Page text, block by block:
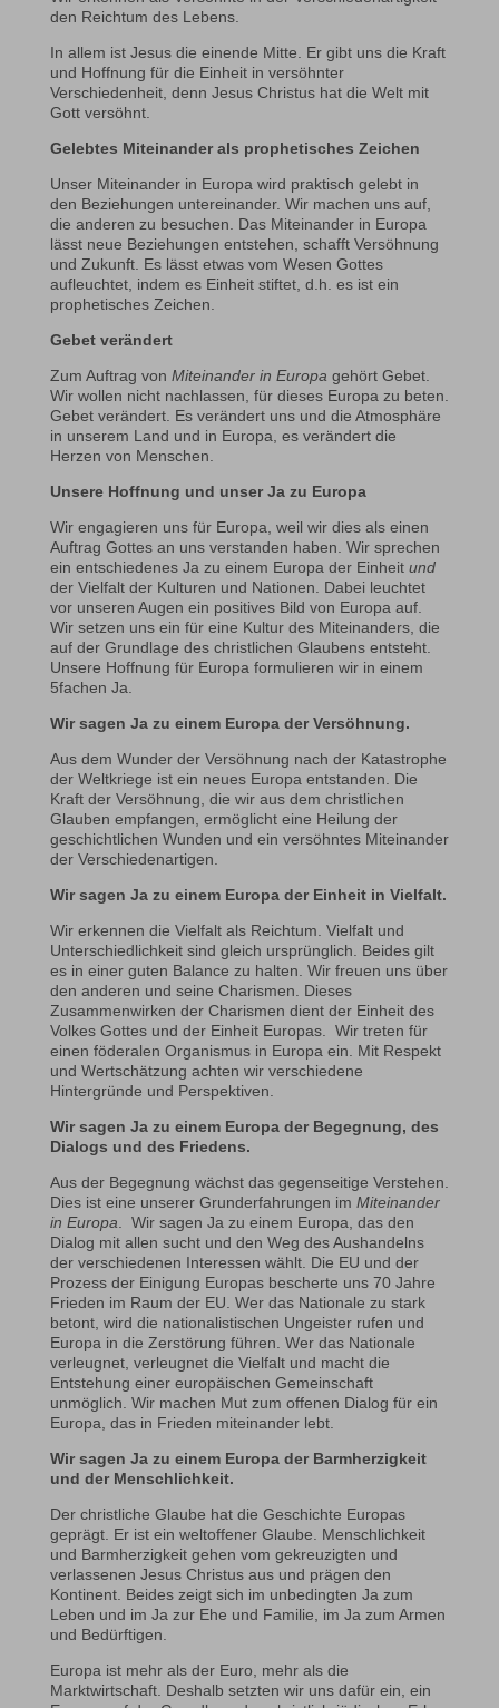
den Reichtum des Lebens.
In allem ist Jesus die einende Mitte. Er gibt uns die Kraft
und Hoffnung für die Einheit in versöhnter
Verschiedenheit, denn Jesus Christus hat die Welt mit
Gott versöhnt.
Gelebtes Miteinander als prophetisches Zeichen
Unser Miteinander in Europa wird praktisch gelebt in
den Beziehungen untereinander. Wir machen uns auf,
die anderen zu besuchen. Das Miteinander in Europa
lässt neue Beziehungen entstehen, schafft Versöhnung
und Zukunft. Es lässt etwas vom Wesen Gottes
aufleuchtet, indem es Einheit stiftet, d.h. es ist ein
prophetisches Zeichen.
Gebet verändert
Zum Auftrag von Miteinander in Europa gehört Gebet.
Wir wollen nicht nachlassen, für dieses Europa zu beten.
Gebet verändert. Es verändert uns und die Atmosphäre
in unserem Land und in Europa, es verändert die
Herzen von Menschen.
Unsere Hoffnung und unser Ja zu Europa
Wir engagieren uns für Europa, weil wir dies als einen
Auftrag Gottes an uns verstanden haben. Wir sprechen
ein entschiedenes Ja zu einem Europa der Einheit und
der Vielfalt der Kulturen und Nationen. Dabei leuchtet
vor unseren Augen ein positives Bild von Europa auf.
Wir setzen uns ein für eine Kultur des Miteinanders, die
auf der Grundlage des christlichen Glaubens entsteht.
Unsere Hoffnung für Europa formulieren wir in einem
5fachen Ja.
Wir sagen Ja zu einem Europa der Versöhnung.
Aus dem Wunder der Versöhnung nach der Katastrophe
der Weltkriege ist ein neues Europa entstanden. Die
Kraft der Versöhnung, die wir aus dem christlichen
Glauben empfangen, ermöglicht eine Heilung der
geschichtlichen Wunden und ein versöhntes Miteinander
der Verschiedenartigen.
Wir sagen Ja zu einem Europa der Einheit in Vielfalt.
Wir erkennen die Vielfalt als Reichtum. Vielfalt und
Unterschiedlichkeit sind gleich ursprünglich. Beides gilt
es in einer guten Balance zu halten. Wir freuen uns über
den anderen und seine Charismen. Dieses
Zusammenwirken der Charismen dient der Einheit des
Volkes Gottes und der Einheit Europas. Wir treten für
einen föderalen Organismus in Europa ein. Mit Respekt
und Wertschätzung achten wir verschiedene
Hintergründe und Perspektiven.
Wir sagen Ja zu einem Europa der Begegnung, des
Dialogs und des Friedens.
Aus der Begegnung wächst das gegenseitige Verstehen.
Dies ist eine unserer Grunderfahrungen im Miteinander
in Europa . Wir sagen Ja zu einem Europa, das den
Dialog mit allen sucht und den Weg des Aushandelns
der verschiedenen Interessen wählt. Die EU und der
Prozess der Einigung Europas bescherte uns 70 Jahre
Frieden im Raum der EU. Wer das Nationale zu stark
betont, wird die nationalistischen Ungeister rufen und
Europa in die Zerstörung führen. Wer das Nationale
verleugnet, verleugnet die Vielfalt und macht die
Entstehung einer europäischen Gemeinschaft
unmöglich. Wir machen Mut zum offenen Dialog für ein
Europa, das in Frieden miteinander lebt.
Wir sagen Ja zu einem Europa der Barmherzigkeit
und der Menschlichkeit.
Der christliche Glaube hat die Geschichte Europas
geprägt. Er ist ein weltoffener Glaube. Menschlichkeit
und Barmherzigkeit gehen vom gekreuzigten und
verlassenen Jesus Christus aus und prägen den
Kontinent. Beides zeigt sich im unbedingten Ja zum
Leben und im Ja zur Ehe und Familie, im Ja zum Armen
und Bedürftigen.
Europa ist mehr als der Euro, mehr als die
Marktwirtschaft. Deshalb setzten wir uns dafür ein, ein